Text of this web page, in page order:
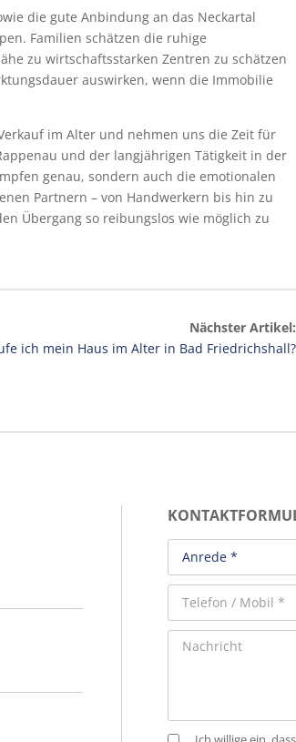
die gute Anbindung an das Neckartal
Familien schätzen die ruhige
zu wirtschaftsstarken Zentren zu schätzen
auswirken, wenn die Immobilie
im Alter und nehmen uns die Zeit für
und der langjährigen Tätigkeit in der
genau, sondern auch die emotionalen
Partnern – von Handwerkern bis hin zu
Übergang so reibungslos wie möglich zu
Nächster Artikel:
ich mein Haus im Alter in Bad Friedrichshall?